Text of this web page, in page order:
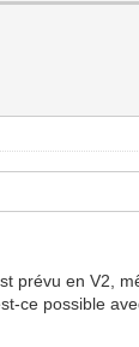
prévu en V2,
ce possible